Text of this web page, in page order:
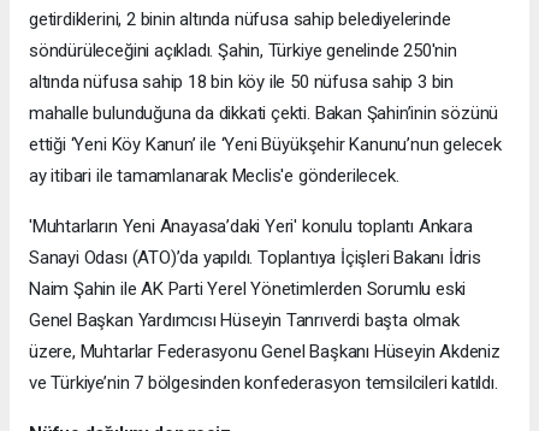
getirdiklerini, 2 binin altında nüfusa sahip belediyelerinde
söndürüleceğini açıkladı. Şahin, Türkiye genelinde 250'nin
altında nüfusa sahip 18 bin köy ile 50 nüfusa sahip 3 bin
mahalle bulunduğuna da dikkati çekti. Bakan Şahin’inin sözünü
ettiği ‘Yeni Köy Kanun’ ile ‘Yeni Büyükşehir Kanunu’nun gelecek
ay itibari ile tamamlanarak Meclis'e gönderilecek.
'Muhtarların Yeni Anayasa’daki Yeri' konulu toplantı Ankara
Sanayi Odası (ATO)’da yapıldı. Toplantıya İçişleri Bakanı İdris
Naim Şahin ile AK Parti Yerel Yönetimlerden Sorumlu eski
Genel Başkan Yardımcısı Hüseyin Tanrıverdi başta olmak
üzere, Muhtarlar Federasyonu Genel Başkanı Hüseyin Akdeniz
ve Türkiye’nin 7 bölgesinden konfederasyon temsilcileri katıldı.